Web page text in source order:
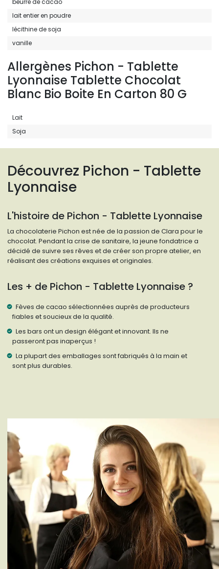
beurre de cacao
lait entier en poudre
lécithine de soja
vanille
Allergènes Pichon - Tablette
Lyonnaise Tablette Chocolat
Blanc Bio Boite En Carton 80 G
Lait
Soja
Découvrez Pichon - Tablette
Lyonnaise
L'histoire de Pichon - Tablette Lyonnaise
La chocolaterie Pichon est née de la passion de Clara pour le
chocolat. Pendant la crise de sanitaire, la jeune fondatrice a
décidé de suivre ses rêves et de créer son propre atelier, en
réalisant des créations exquises et originales.
Les + de Pichon - Tablette Lyonnaise ?
Fèves de cacao sélectionnées auprès de producteurs
fiables et soucieux de la qualité.
Les bars ont un design élégant et innovant. Ils ne
passeront pas inaperçus !
La plupart des emballages sont fabriqués à la main et
sont plus durables.